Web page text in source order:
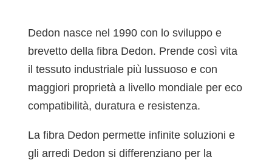
Dedon nasce nel 1990 con lo sviluppo e
brevetto della fibra Dedon. Prende così vita
il tessuto industriale più lussuoso e con
maggiori proprietà a livello mondiale per eco
compatibilità, duratura e resistenza.
La fibra Dedon permette infinite soluzioni e
gli arredi Dedon si differenziano per la